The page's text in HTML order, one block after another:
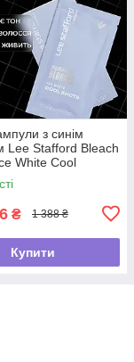
з синім
Lee Stafford Bleach
White Cool
₴ 1 388 ₴
Купити